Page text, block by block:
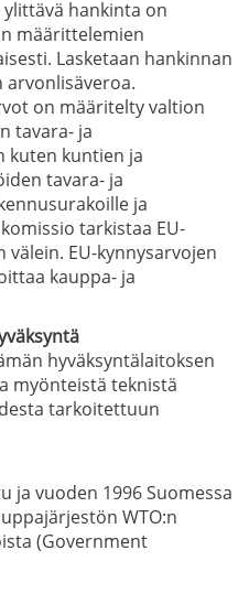
hankinta on
määrittelemien
Lasketaan hankinnan
arvonlisäveroa.
on määritelty valtion
tavara- ja
kuten kuntien ja
tavara- ja
ja
tarkistaa EU-
EU-kynnysarvojen
kauppa- ja
hyväksyntälaitoksen
myönteistä teknistä
tarkoitettuun
ja vuoden 1996 Suomessa
WTO:n
(Government